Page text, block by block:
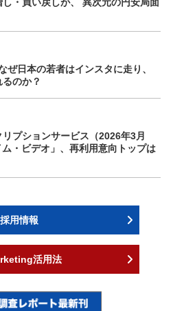
日本の若者はインスタに走り、
のか？
プションサービス（2026年3月
・ビデオ」、再利用意向トップは
採用情報
活用法